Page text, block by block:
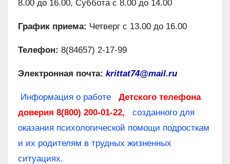
8.00 до 16.00, Суббота с 8.00 до 14.00
График приема: Четверг с 13.00 до 16.00
Телефон: 8(84657) 2-17-99
Электронная почта: krittat74@mail.ru
Информация о работе
Детского телефона
доверия 8(800) 200-01-22,
созданного для
оказания психологической помощи подросткам
и их родителям в трудных жизненных
ситуациях.